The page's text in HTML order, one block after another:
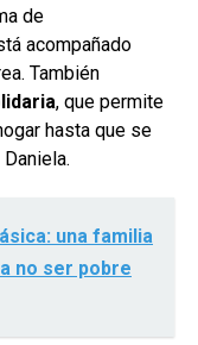
de
acompañado
También
, que permite
hasta que se
una familia
no ser pobre